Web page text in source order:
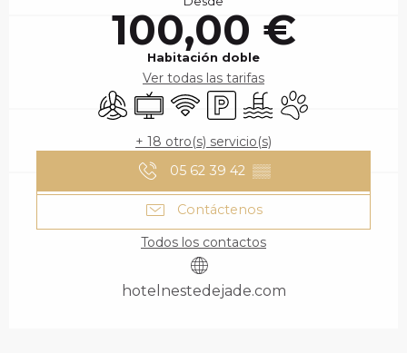
100,00 €
Habitación doble
Ver todas las tarifas
Aire Acondicionado
Televisión
Wifi Aparcamiento
PiscinaSe aceptan
+ 18 otro(s) servicio(s)
05 62 39 42 ▒▒
Contáctenos
Todos los contactos
hotelnestedejade.com